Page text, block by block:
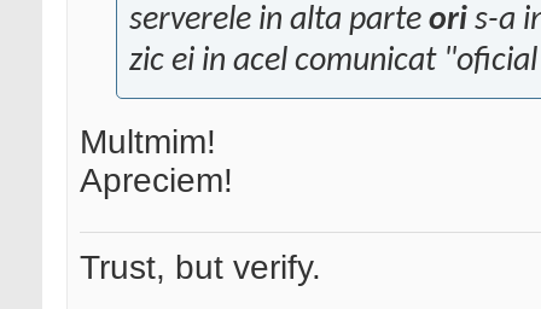
serverele in alta parte ori s-a
zic ei in acel comunicat
Multmim!
Apreciem!
Trust, but verify.